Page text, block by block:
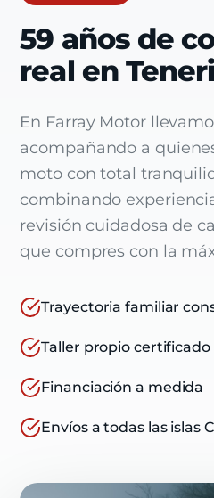
59 años de
real en
En Farray Motor
acompañando a
moto con total
combinando
revisión cuidadosa de
que compres con la
Trayectoria familiar
Taller propio certificado
Financiación a medida
Envíos a todas las islas